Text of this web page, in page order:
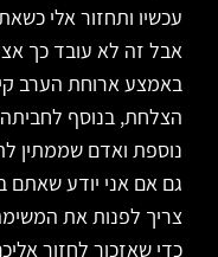
עכשיו ותחזור אלי
אבל זה לא עובד כך
באמצע ארוחת הערב
הצלחת, בנוסף
נוספת ואדם שממתין
גם אם אני יודע שאתם
צריך לפנות את
כדי שאזכור לחזור